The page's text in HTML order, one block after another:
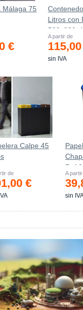
Málaga 75
€
Litros con
A partir de
sin IVA
Calpe 45
de
€
A
sin